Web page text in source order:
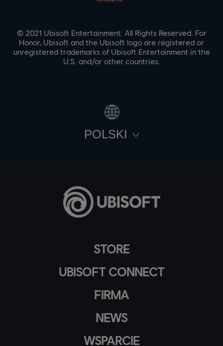
STORE
UBISOFT CONNECT
FIRMA
NEWS
WSPARCIE
© 2021 Ubisoft Entertainment. All Rights Reserved. For
Honor, Ubisoft and the Ubisoft logo are registered or
unregistered trademarks of Ubisoft Entertainment in the
U.S. and/or other countries.
POLSKI